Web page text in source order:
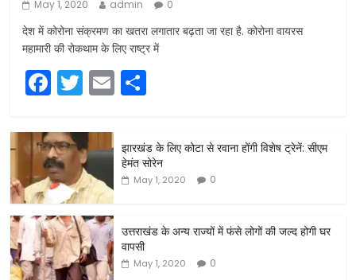
May 1, 2020 admin 0
देश में कोरोना संक्रमण का खतरा लगातार बढ़ता जा रहा है. कोरोना वायरस
महामारी की रोकथाम के लिए राष्ट्र में
F
a
c
e
b
o
o
k
T
w
itt
er
E
m
ar
e
झारखंड के लिए कोटा से रवाना होंगी विशेष ट्रेनें: सीएम
हेमंत सोरेन
May 1, 2020 0
उत्तराखंड के अन्य राज्यों में फंसे लोगों की जल्द होगी घर
वापसी
May 1, 2020 0